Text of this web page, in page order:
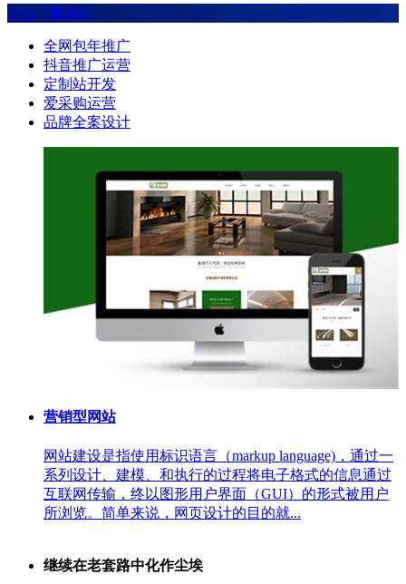
点击了解我们
全网包年推广
抖音推广运营
定制站开发
爱采购运营
品牌全案设计
营销型网站
网站建设是指使用标识语言（markup language)，通过一
系列设计、建模、和执行的过程将电子格式的信息通过
互联网传输，终以图形用户界面（GUI）的形式被用户
所浏览。简单来说，网页设计的目的就...
继续在老套路中化作尘埃